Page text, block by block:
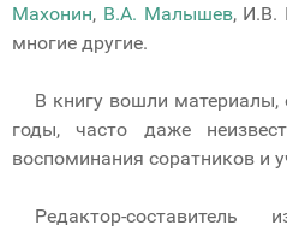
Махонин, В.А. Малышев, И.В.
многие другие.
В книгу вошли
годы, часто даже
воспоминания соратников и
Редактор-